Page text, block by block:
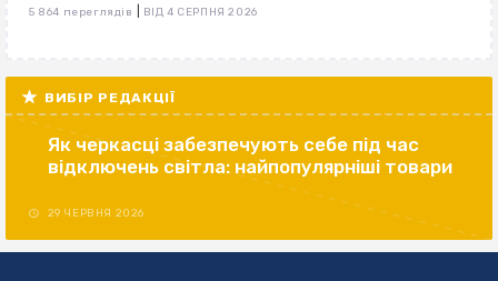
5 864 переглядів ВІД 4 СЕРПНЯ 2026
ВИБІР РЕДАКЦІЇ
Як черкасці забезпечують себе під час
відключень світла: найпопулярніші товари
29 ЧЕРВНЯ 2026